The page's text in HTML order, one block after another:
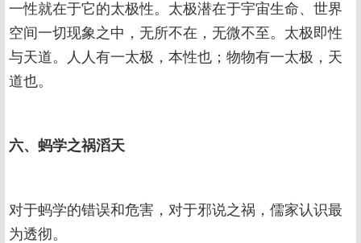
一性就在于它的太极性。太极潜在于宇宙生命、世界
空间一切现象之中，无所不在，无微不至。太极即性
与天道。人人有一太极，本性也；物物有一太极，天
道也。
六、蚂学之祸滔天
对于蚂学的错误和危害，对于邪说之祸，儒家认识最
为透彻。